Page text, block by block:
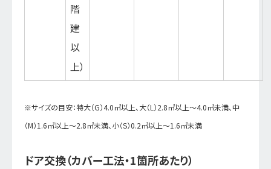
階
建
以
上）
※サイズの目安：特大（G）4.0㎡以上、大（L）2.8㎡以上～4.0㎡未満、中
（M）1.6㎡以上～2.8㎡未満、小（S）0.2㎡以上～1.6㎡未満
ドア交換（カバー工法・1箇所あたり）